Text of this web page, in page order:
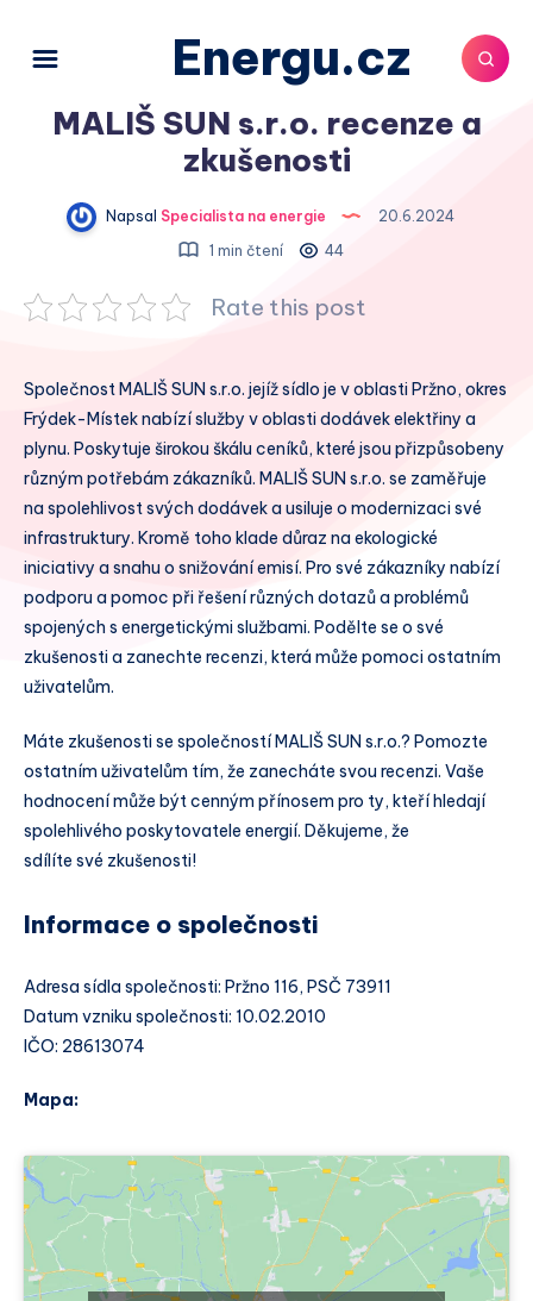
Energu.cz
MALIŠ SUN s.r.o. recenze a
zkušenosti
Napsal Specialista na energie
20.6.2024
1 min čtení
44
Rate this post
Společnost MALIŠ SUN s.r.o. jejíž sídlo je v oblasti Pržno, okres
Frýdek-Místek nabízí služby v oblasti dodávek elektřiny a
plynu. Poskytuje širokou škálu ceníků, které jsou přizpůsobeny
různým potřebám zákazníků. MALIŠ SUN s.r.o. se zaměřuje
na spolehlivost svých dodávek a usiluje o modernizaci své
infrastruktury. Kromě toho klade důraz na ekologické
iniciativy a snahu o snižování emisí. Pro své zákazníky nabízí
podporu a pomoc při řešení různých dotazů a problémů
spojených s energetickými službami. Podělte se o své
zkušenosti a zanechte recenzi, která může pomoci ostatním
uživatelům.
Máte zkušenosti se společností MALIŠ SUN s.r.o.? Pomozte
ostatním uživatelům tím, že zanecháte svou recenzi. Vaše
hodnocení může být cenným přínosem pro ty, kteří hledají
spolehlivého poskytovatele energií. Děkujeme, že
sdílíte své zkušenosti!
Informace o společnosti
Adresa sídla společnosti: Pržno 116, PSČ 73911
Datum vzniku společnosti: 10.02.2010
IČO: 28613074
Mapa: